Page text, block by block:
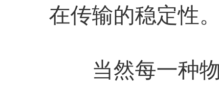
在传输的稳定性
当然每一种物